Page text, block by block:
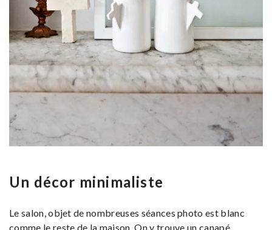
Un décor minimaliste
Le salon, objet de nombreuses séances photo est blanc
comme le reste de la maison. On y trouve un canapé